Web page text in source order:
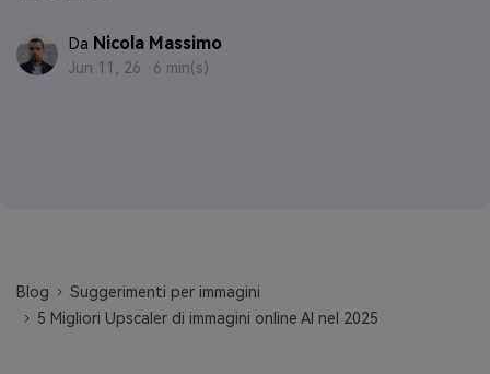
Da Nicola Massimo
Jun 11, 26 · 6 min(s)
Blog
Suggerimenti per immagini
5 Migliori Upscaler di immagini online AI nel 2025